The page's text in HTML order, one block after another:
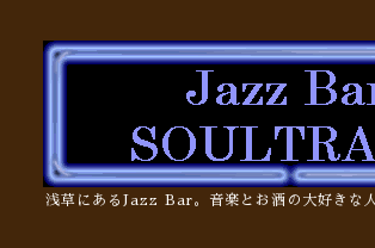
浅草にあるJazz Bar。音楽とお酒の大好き